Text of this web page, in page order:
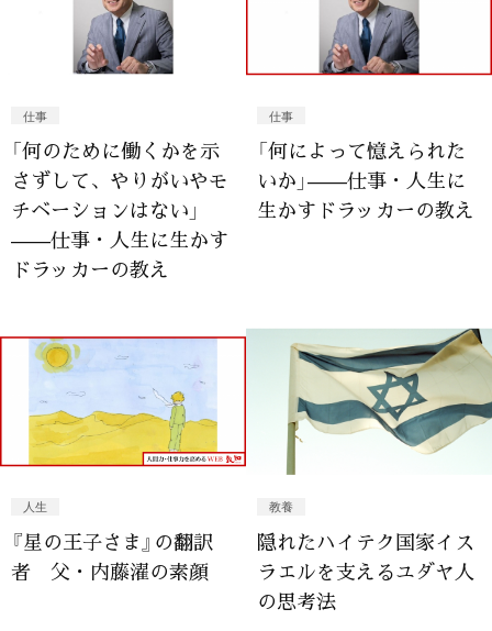
仕事
「何のために働くかを示
さずして、やりがいやモ
チベーションはない」
——仕事・人生に生かす
ドラッカーの教え
仕事
「何によって憶えられた
いか」——仕事・人生に
生かすドラッカーの教え
人生
『星の王子さま』の翻訳
者 父・内藤濯の素顔
教養
隠れたハイテク国家イス
ラエルを支えるユダヤ人
の思考法